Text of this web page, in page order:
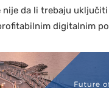
da li trebaju
digitalnim